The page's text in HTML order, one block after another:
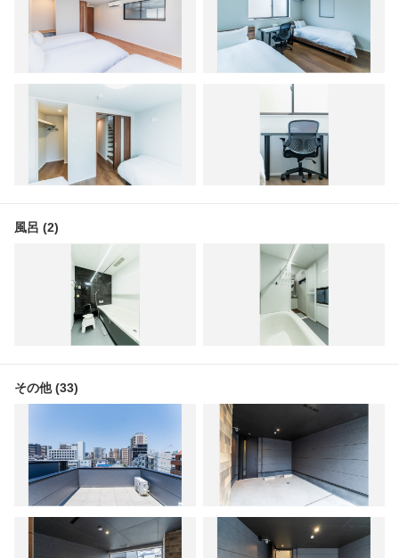
風呂 (2)
その他 (33)